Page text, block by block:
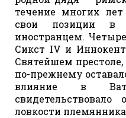
течение многих
свои позиции
иностранцем.
Сикст IV и
Святейшем
по-прежнему
влияние в
ловкости